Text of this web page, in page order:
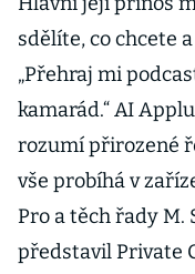
sdělíte, co chcete
„Přehraj mi
kamarád.“ AI
rozumí přirozené
vše probíhá v
Pro a těch řady M.
představil Private